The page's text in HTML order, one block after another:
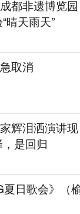
都非遗博览园
晴天雨天”
取消
辉泪洒演讲现
是回归
日歌会》（